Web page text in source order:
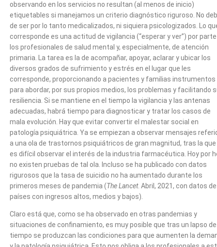
observando en los servicios no resultan (al menos de inicio)
etiquetables si manejamos un criterio diagnóstico riguroso. No
de ser por lo tanto medicalizados, ni siquiera psicologizados. Lo
corresponde es una actitud de vigilancia (“esperar y ver”) por
los profesionales de salud mental y, especialmente, de atención
primaria. La tarea es la de acompañar, apoyar, aclarar y ubicar los
diversos grados de sufrimiento y estrés en el lugar que les
corresponde, proporcionando a pacientes y familias instrumentos
para abordar, por sus propios medios, los problemas y facilitando
resiliencia. Si se mantiene en el tiempo la vigilancia y las antenas
adecuadas, habrá tiempo para diagnosticar y tratar los casos de
mala evolución. Hay que evitar convertir el malestar social en
patología psiquiátrica. Ya se empiezan a observar mensajes
a una ola de trastornos psiquiátricos de gran magnitud, tras la que
es difícil observar el interés de la industria farmacéutica. Hoy por
no existen pruebas de tal ola. Incluso se ha publicado con datos
rigurosos que la tasa de suicidio no ha aumentado durante los
primeros meses de pandemia (The Lancet. Abril, 2021, con datos
países con ingresos altos, medios y bajos).
Claro está que, como se ha observado en otras pandemias y
situaciones de confinamiento, es muy posible que tras un lapso de
tiempo se produzcan las condiciones para que aumenten la